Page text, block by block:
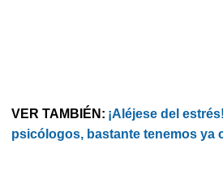
VER TAMBIÉN: ¡Aléjese del
psicólogos, bastante tenemos ya